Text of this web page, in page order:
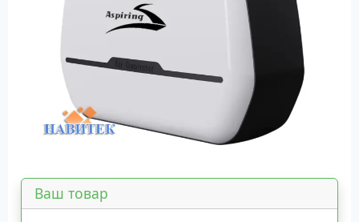
Ваш товар